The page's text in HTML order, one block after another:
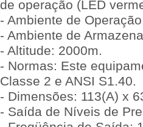
de operação (LED
- Ambiente de
- Ambiente de
- Altitude: 2000m.
- Normas: Este
Classe 2 e ANSI S1.40.
- Dimensões: 113(A) x
- Saída de Níveis de